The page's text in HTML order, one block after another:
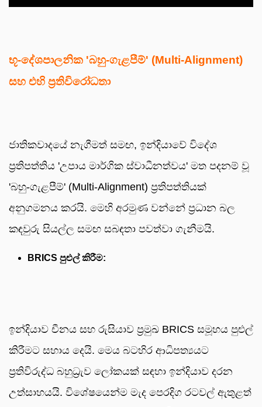
භූ-දේශපාලනික 'බහු-ගැළපීම්' (Multi-Alignment)
සහ එහි ප්‍රතිවිරෝධතා
ජාතිකවාදයේ නැගීමත් සමඟ, ඉන්දියාවේ විදේශ
ප්‍රතිපත්තිය 'උපාය මාර්ගික ස්වාධීනත්වය' මත පදනම් වූ
'බහු-ගැළපීම්' (Multi-Alignment) ප්‍රතිපත්තියක්
අනුගමනය කරයි. මෙහි අරමුණ වන්නේ ප්‍රධාන බල
කඳවුරු සියල්ල සමඟ සබඳතා පවත්වා ගැනීමයි.
BRICS පුළුල් කිරීම:
ඉන්දියාව චීනය සහ රුසියාව ප්‍රමුඛ BRICS සමූහය පුළුල්
කිරීමට සහාය දෙයි. මෙය බටහිර ආධිපත්‍යයට
ප්‍රතිවිරුද්ධ බහුධ්‍රැව ලෝකයක් සඳහා ඉන්දියාව දරන
උත්සාහයයි. විශේෂයෙන්ම මැද පෙරදිග රටවල් ඇතුළත්